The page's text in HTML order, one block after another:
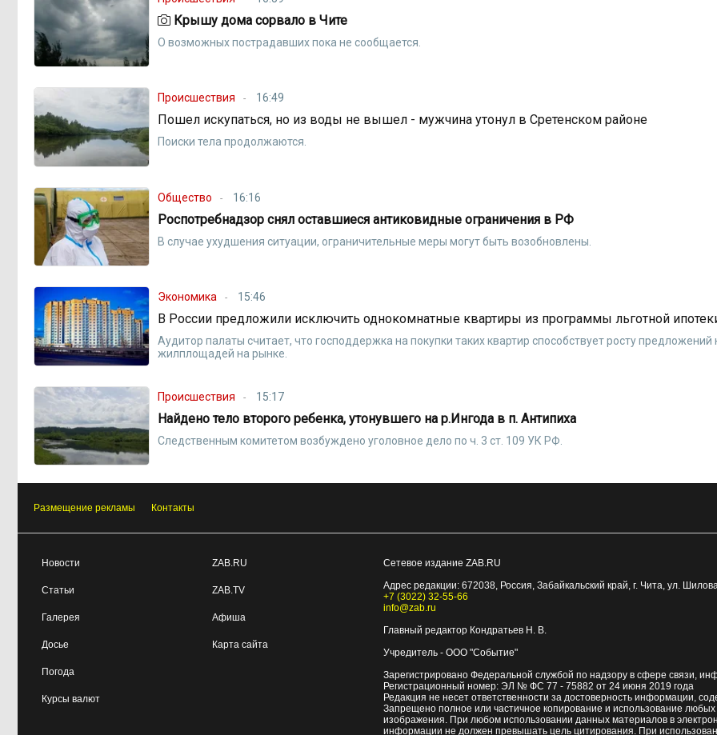
Крышу дома сорвало в Чите
О возможных пострадавших пока не сообщается.
Происшествия 16:49
Пошел искупаться, но из воды не вышел - мужчина утонул в Сретенском районе
Поиски тела продолжаются.
Общество 16:16
Роспотребнадзор снял оставшиеся антиковидные ограничения в РФ
В случае ухудшения ситуации, ограничительные меры могут быть возобновлены.
Экономика 15:46
В России предложили исключить однокомнатные квартиры из программы льготной
Аудитор палаты считает, что господдержка на покупки таких квартир способствует росту
жилплощадей на рынке.
Происшествия 15:17
Найдено тело второго ребенка, утонувшего на р.Ингода в п. Антипиха
Следственным комитетом возбуждено уголовное дело по ч. 3 ст. 109 УК РФ.
Размещение рекламы Контакты
Новости
Статьи
Галерея
Досье
Погода
Курсы валют
ZAB.RU
ZAB.TV
Афиша
Карта сайта
Сетевое издание ZAB.RU
Адрес редакции: 672038, Россия, Забайкальский край, г. Чита, ул.
+7 (3022) 32-55-66
info@zab.ru
Главный редактор Кондратьев Н. В.
Учредитель - ООО "Событие"
Зарегистрировано Федеральной службой по надзору в сфере связи,
Регистрационный номер: ЭЛ № ФС 77 - 75882 от 24 июня 2019 года
Редакция не несет ответственности за достоверность информации,
Запрещено полное или частичное копирование и использование
изображения. При любом использовании данных материалов в
информации не должен превышать цель цитирования. При